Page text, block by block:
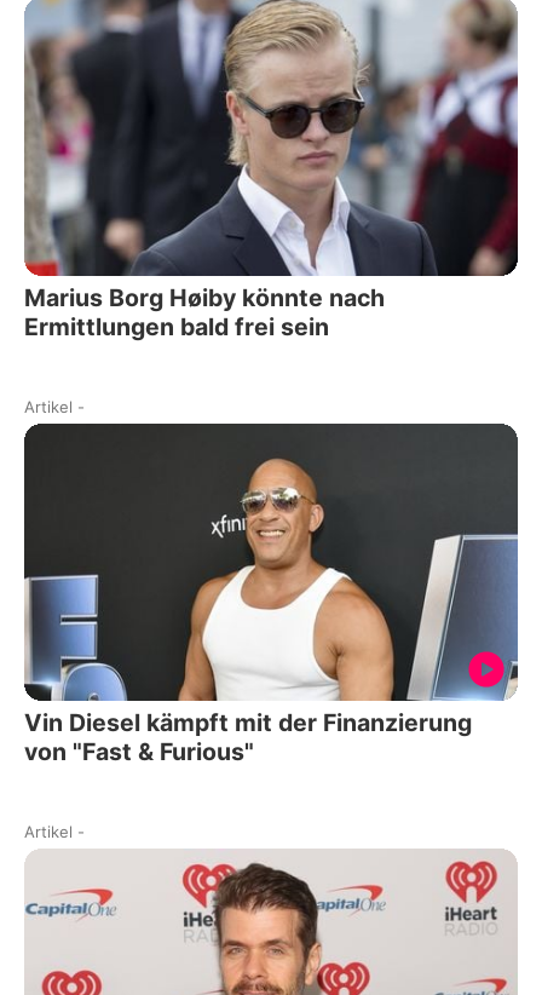
Marius Borg Høiby könnte nach
Ermittlungen bald frei sein
Artikel -
Vin Diesel kämpft mit der Finanzierung
von "Fast & Furious"
Artikel -